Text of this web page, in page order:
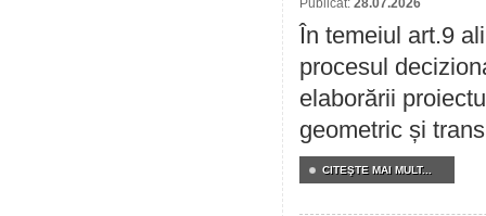
Publicat: 28.07.2026
În temeiul art.9
procesul
elaborării
geometric și
CITEŞTE MAI MULT...